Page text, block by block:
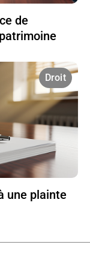
de
Droit
une plainte